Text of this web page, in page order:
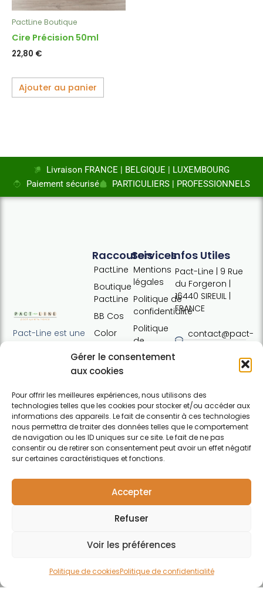
Gérer le consentement
aux cookies
Pour offrir les meilleures expériences, nous utilisons des
technologies telles que les cookies pour stocker et/ou accéder aux
informations des appareils. Le fait de consentir à ces technologies
nous permettra de traiter des données telles que le comportement
de navigation ou les ID uniques sur ce site. Le fait de ne pas
consentir ou de retirer son consentement peut avoir un effet négatif
sur certaines caractéristiques et fonctions.
Accepter
Refuser
Voir les préférences
Politique de cookiesPolitique de confidentialité
PactLine Boutique
Cire Précision 50ml
22,80 €
Ajouter au panier
Livraison FRANCE | BELGIQUE | LUXEMBOURG
Paiement sécurisé
PARTICULIERS | PROFESSIONNELS
Pact-Line est une
proposant des
capillaires de
haute qualité et
soucieux du
respect de
l'environnement.
Pour particuliers et
F
Services
Mentions
légales
Politique de
confidentialité
Politique
de
cookies
de vente
Contact
Raccourcis
PactLine
Boutique
PactLine
BB Cos
Color
Pure
Elements
Infos Utiles
Pact-Line | 9 Rue
du Forgeron |
16440 SIREUIL |
FRANCE
contact@pact-
Tel : +33 (0)7
Horaires:
Lundi · 13h30 ·
17h30 | Mardi,
mercredi,
jeudi : 09h30 ·
12h30 / 13h30 ·
Vendredi :